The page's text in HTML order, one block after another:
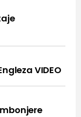
VIDEO